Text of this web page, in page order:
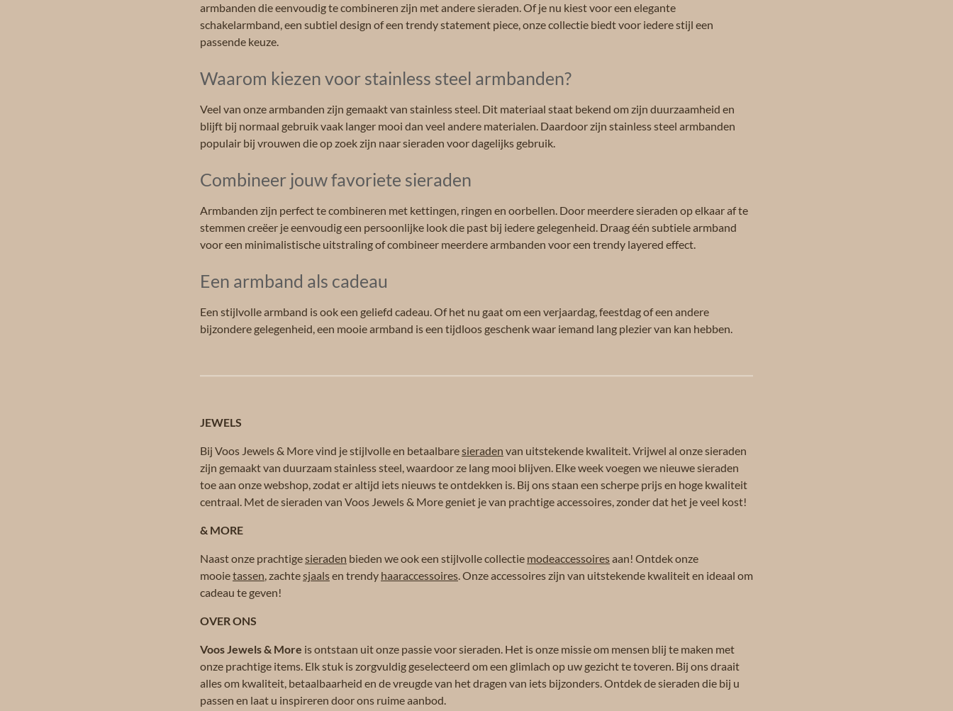
armbanden die eenvoudig te combineren zijn met andere sieraden. Of je nu kiest voor een elegante
schakelarmband, een subtiel design of een trendy statement piece, onze collectie biedt voor iedere stijl een
passende keuze.
Waarom kiezen voor stainless steel armbanden?
Veel van onze armbanden zijn gemaakt van stainless steel. Dit materiaal staat bekend om zijn duurzaamheid en
blijft bij normaal gebruik vaak langer mooi dan veel andere materialen. Daardoor zijn stainless steel armbanden
populair bij vrouwen die op zoek zijn naar sieraden voor dagelijks gebruik.
Combineer jouw favoriete sieraden
Armbanden zijn perfect te combineren met kettingen, ringen en oorbellen. Door meerdere sieraden op elkaar af te
stemmen creëer je eenvoudig een persoonlijke look die past bij iedere gelegenheid. Draag één subtiele armband
voor een minimalistische uitstraling of combineer meerdere armbanden voor een trendy layered effect.
Een armband als cadeau
Een stijlvolle armband is ook een geliefd cadeau. Of het nu gaat om een verjaardag, feestdag of een andere
bijzondere gelegenheid, een mooie armband is een tijdloos geschenk waar iemand lang plezier van kan hebben.
JEWELS
Bij Voos Jewels & More vind je stijlvolle en betaalbaresieraden van uitstekende kwaliteit. Vrijwel al onze sieraden
zijn gemaakt van duurzaam stainless steel, waardoor ze lang mooi blijven. Elke week voegen we nieuwe sieraden
toe aan onze webshop, zodat er altijd iets nieuws te ontdekken is. Bij ons staan een scherpe prijs en hoge kwaliteit
centraal. Met de sieraden van Voos Jewels & More geniet je van prachtige accessoires, zonder dat het je veel kost!
& MORE
Naast onze prachtigesieraden bieden we ook een stijlvolle collectie modeaccessoiresaan! Ontdek onze
mooietassen, zachtesjaalsen trendy haaraccessoires. Onze accessoires zijn van uitstekende kwaliteit en ideaal om
cadeau te geven!
OVER ONS
Voos Jewels & More is ontstaan uit onze passie voor sieraden. Het is onze missie om mensen blij te maken met
onze prachtige items. Elk stuk is zorgvuldig geselecteerd om een glimlach op uw gezicht te toveren. Bij ons draait
alles om kwaliteit, betaalbaarheid en de vreugde van het dragen van iets bijzonders. Ontdek de sieraden die bij u
passen en laat u inspireren door ons ruime aanbod.